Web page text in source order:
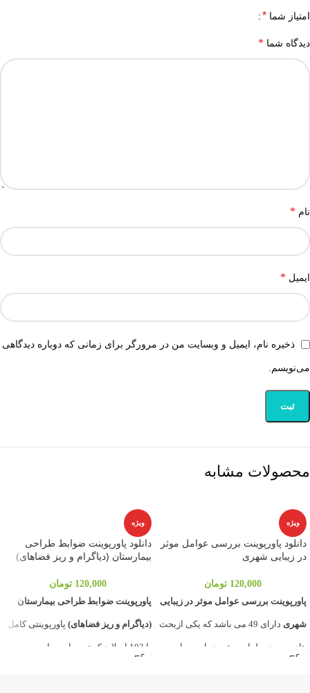
امتیاز شما *
دیدگاه شما *
نام *
ایمیل *
ذخیره نام، ایمیل و وبسایت من در مرورگر برای زمانی که دوباره دیدگاهی
می‌نویسم.
محصولات مشابه
ویژه
دانلود پاورپوینت بررسی عوامل موثر
در زیبایی شهری
120,000 تومان
پاورپوینت بررسی عوامل موثر در زیبایی
شهری دارای 49 می باشد که یکی ازبحث
های مهم در طراحی شهری است.پاور
ویژه
دانلود پاورپوینت ضوابط طراحی
بیمارستان (دیاگرام و ریز فضاهای)
120,000 تومان
پاورپوینت ضوابط طراحی بیمارستان
(دیاگرام و ریز فضاهای) پاورپوینتی کامل
با 103 اسلاید که توسط وبسایت و